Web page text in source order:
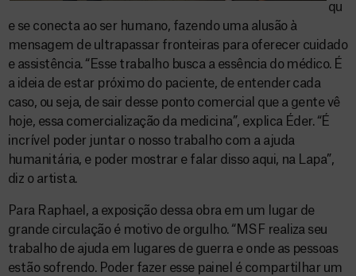
qu
e se conecta ao ser humano, fazendo uma alusão à
mensagem de ultrapassar fronteiras para oferecer cuidado
e assistência. “Esse trabalho busca a essência do médico. É
a ideia de estar próximo do paciente, de entender cada
caso, ou seja, de sair desse ponto comercial que a gente vê
hoje, essa comercialização da medicina”, explica Éder. “É
incrível poder juntar o nosso trabalho com a ajuda
humanitária, e poder mostrar e falar disso aqui, na Lapa”,
diz o artista.
Para Raphael, a exposição dessa obra em um lugar de
grande circulação é motivo de orgulho. “MSF realiza seu
trabalho de ajuda em lugares de guerra e onde as pessoas
estão sofrendo. Poder fazer esse painel é compartilhar um